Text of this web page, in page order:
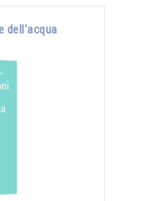
dell'acqua